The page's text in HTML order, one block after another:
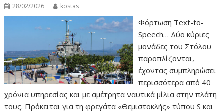
28/02/2026 kostas
Φόρτωση Text-to-
Speech… Δύο κύριες
μονάδες του Στόλου
παροπλίζονται,
έχοντας συμπληρώσει
περισσότερα από 40
χρόνια υπηρεσίας και με αμέτρητα ναυτικά μίλια στην πλάτη
τους. Πρόκειται για τη φρεγάτα «Θεμιστοκλής» τύπου S και